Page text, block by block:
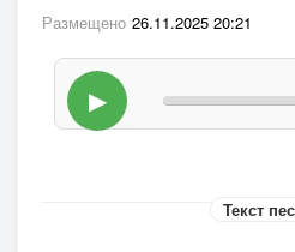
Размещено 26.11.2025 20:21
▶
Текст